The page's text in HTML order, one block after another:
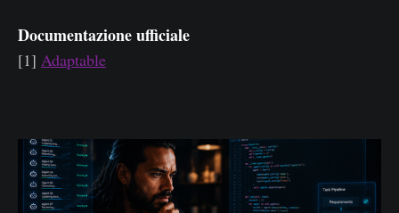
Documentazione ufficiale
[1] Adaptable